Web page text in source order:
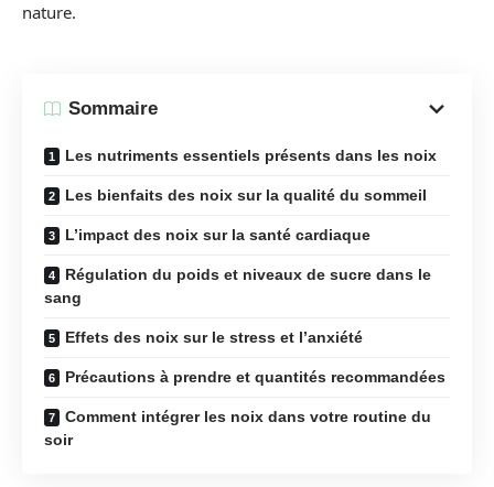
nature.
Sommaire
Les nutriments essentiels présents dans les noix
Les bienfaits des noix sur la qualité du sommeil
L’impact des noix sur la santé cardiaque
Régulation du poids et niveaux de sucre dans le
sang
Effets des noix sur le stress et l’anxiété
Précautions à prendre et quantités recommandées
Comment intégrer les noix dans votre routine du
soir